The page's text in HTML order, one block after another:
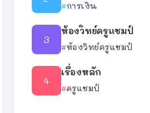
การเงิน
ห้องวิทย์ครูแชมป์
ห้องวิทย์ครูแชมป์
เรื่องหลัก
ครูแชมป์